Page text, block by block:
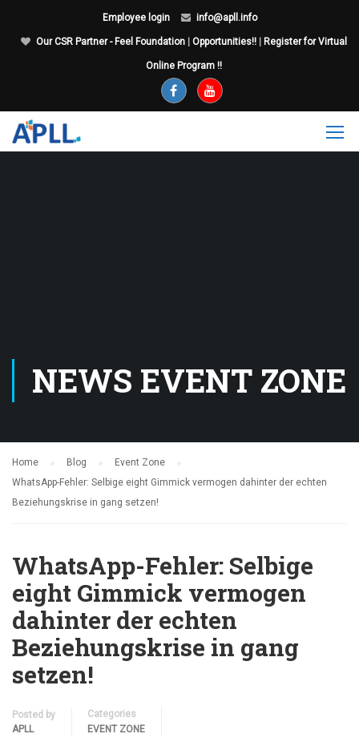
Employee login info@apll.info
Our CSR Partner - Feel Foundation Opportunities!! Register for Virtual
Online Program !!
NEWS EVENT ZONE
Home Blog
Event Zone
WhatsApp-Fehler: Selbige eight Gimmick vermogen dahinter der echten
Beziehungskrise in gang setzen!
WhatsApp-Fehler: Selbige
eight Gimmick vermogen
dahinter der echten
Beziehungskrise in gang
setzen!
Posted by
APLL
Categories
EVENT ZONE